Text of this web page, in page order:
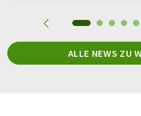
ALLE NEWS ZU